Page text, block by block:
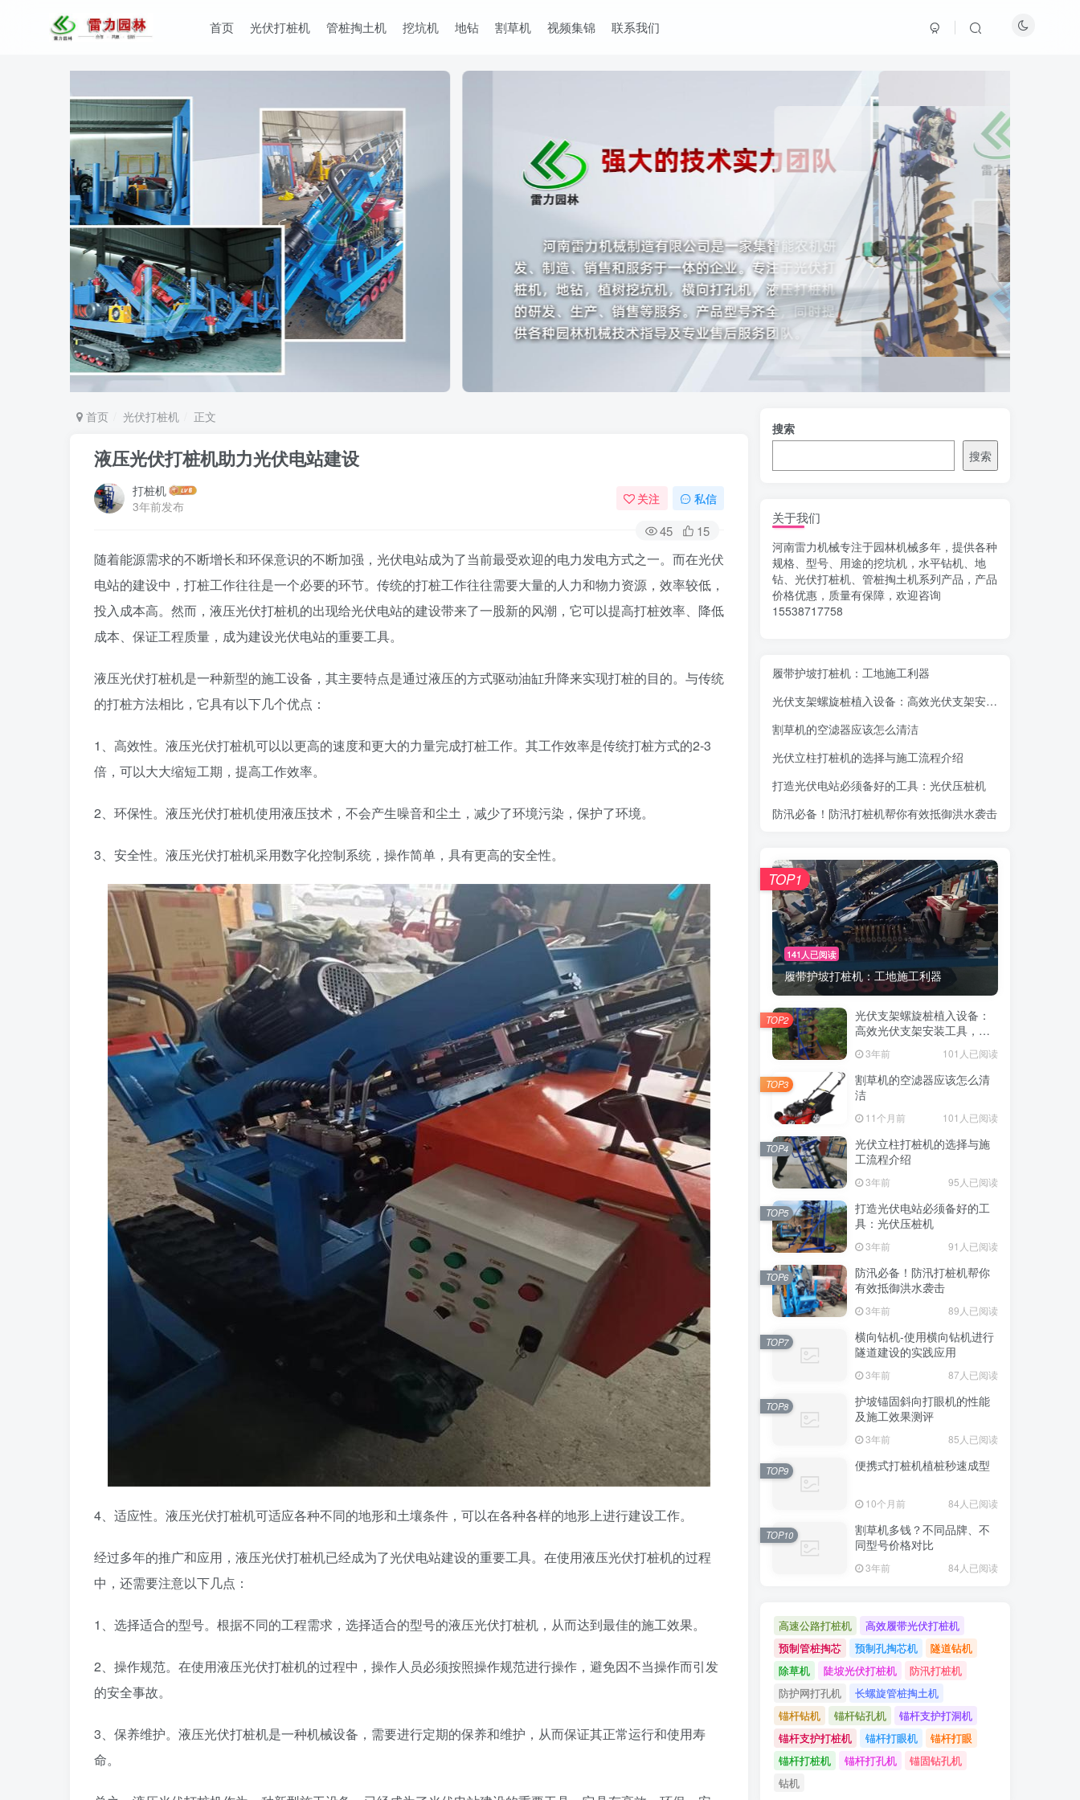
首页 光伏打桩机 管桩掏土机 挖坑机 地钻 割草机 视频集锦 联系我们
首页 光伏打桩机 正文
液压光伏打桩机助力光伏电站建设
打桩机
3年前发布
关注 私信
45 15
随着能源需求的不断增长和环保意识的不断加强，光伏电站成为了当前最受欢迎的电力发电方式之一。而在光伏
电站的建设中，打桩工作往往是一个必要的环节。传统的打桩工作往往需要大量的人力和物力资源，效率较低，
投入成本高。然而，液压光伏打桩机的出现给光伏电站的建设带来了一股新的风潮，它可以提高打桩效率、降低
成本、保证工程质量，成为建设光伏电站的重要工具。
液压光伏打桩机是一种新型的施工设备，其主要特点是通过液压的方式驱动油缸升降来实现打桩的目的。与传统
的打桩方法相比，它具有以下几个优点：
1、高效性。液压光伏打桩机可以以更高的速度和更大的力量完成打桩工作。其工作效率是传统打桩方式的2-3
倍，可以大大缩短工期，提高工作效率。
2、环保性。液压光伏打桩机使用液压技术，不会产生噪音和尘土，减少了环境污染，保护了环境。
3、安全性。液压光伏打桩机采用数字化控制系统，操作简单，具有更高的安全性。
4、适应性。液压光伏打桩机可适应各种不同的地形和土壤条件，可以在各种各样的地形上进行建设工作。
经过多年的推广和应用，液压光伏打桩机已经成为了光伏电站建设的重要工具。在使用液压光伏打桩机的过程
中，还需要注意以下几点：
1、选择适合的型号。根据不同的工程需求，选择适合的型号的液压光伏打桩机，从而达到最佳的施工效果。
2、操作规范。在使用液压光伏打桩机的过程中，操作人员必须按照操作规范进行操作，避免因不当操作而引发
的安全事故。
3、保养维护。液压光伏打桩机是一种机械设备，需要进行定期的保养和维护，从而保证其正常运行和使用寿
命。
搜索
搜索
关于我们
河南雷力机械专注于园林机械多年，提供各种
规格、型号、用途的挖坑机，水平钻机、地
钻、光伏打桩机、管桩掏土机系列产品，产品
价格优惠，质量有保障，欢迎咨询
15538717758
履带护坡打桩机：工地施工利器
光伏支架螺旋桩植入设备：高效光伏支架安装工具，螺旋桩植入快速稳固
割草机的空滤器应该怎么清洁
光伏立柱打桩机的选择与施工流程介绍
打造光伏电站必须备好的工具：光伏压桩机
防汛必备！防汛打桩机帮你有效抵御洪水袭击
141人已阅读
履带护坡打桩机：工地施工利器
TOP1
光伏支架螺旋桩植入设备：
高效光伏支架安装工具，螺
3年前 101人已阅读
TOP2
割草机的空滤器应该怎么清
洁
11个月前 101人已阅读
TOP3
光伏立柱打桩机的选择与施
工流程介绍
3年前 95人已阅读
TOP4
打造光伏电站必须备好的工
具：光伏压桩机
3年前 91人已阅读
TOP5
防汛必备！防汛打桩机帮你
有效抵御洪水袭击
3年前 89人已阅读
TOP6
横向钻机-使用横向钻机进行
隧道建设的实践应用
3年前 87人已阅读
TOP7
护坡锚固斜向打眼机的性能
及施工效果测评
3年前 85人已阅读
TOP8
便携式打桩机植桩秒速成型
10个月前 84人已阅读
TOP9
割草机多钱？不同品牌、不
同型号价格对比
3年前 84人已阅读
TOP10
高速公路打桩机
高效履带光伏打桩机
预制管桩掏芯
预制孔掏芯机
隧道钻机
除草机
陡坡光伏打桩机
防汛打桩机
防护网打孔机
长螺旋管桩掏土机
锚杆钻机
锚杆钻孔机
锚杆支护打洞机
锚杆支护打桩机
锚杆打眼机
锚杆打眼
锚杆打桩机
锚杆打孔机
锚固钻孔机
钻机